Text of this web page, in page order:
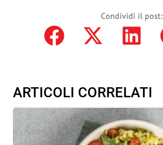
Condividi il post:
ARTICOLI CORRELATI